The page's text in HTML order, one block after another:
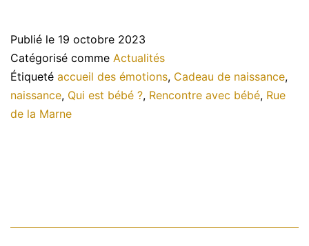
Nantes
Publié le 19 octobre 2023
Catégorisé comme Actualités
Étiqueté accueil des émotions, Cadeau de naissance,
naissance, Qui est bébé ?, Rencontre avec bébé, Rue
de la Marne